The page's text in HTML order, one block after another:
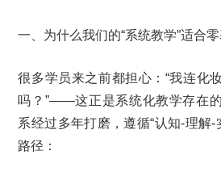
一、为什么我们的“系统教学”适合
很多学员来之前都担心：“我连化
吗？”——这正是系统化教学存在
系经过多年打磨，遵循“认知-理解-
路径：